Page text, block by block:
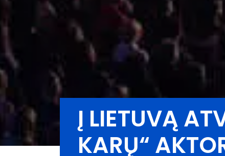
Į LIETUVĄ
KARŲ“